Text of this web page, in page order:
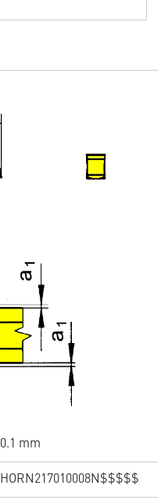
0.1 mm
HORN217010008N$$$$$